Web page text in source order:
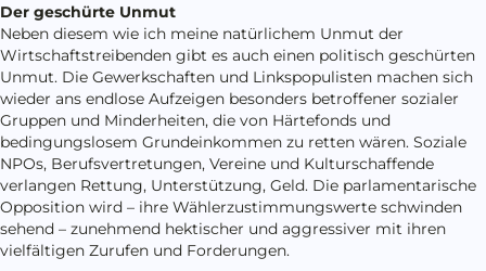
Der geschürte Unmut
Neben diesem wie ich meine natürlichem Unmut der
Wirtschaftstreibenden gibt es auch einen politisch geschürten
Unmut. Die Gewerkschaften und Linkspopulisten machen sich
wieder ans endlose Aufzeigen besonders betroffener sozialer
Gruppen und Minderheiten, die von Härtefonds und
bedingungslosem Grundeinkommen zu retten wären. Soziale
NPOs, Berufsvertretungen, Vereine und Kulturschaffende
verlangen Rettung, Unterstützung, Geld. Die parlamentarische
Opposition wird – ihre Wählerzustimmungswerte schwinden
sehend – zunehmend hektischer und aggressiver mit ihren
vielfältigen Zurufen und Forderungen.